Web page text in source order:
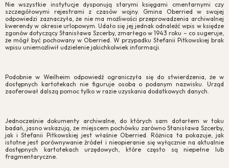
Nie wszystkie instytucje dysponują starymi księgami cmentarnymi czy
szczegółowymi rejestrami z czasów wojny. Gmina Oberried w swojej
odpowiedzi zaznaczyła, że nie ma możliwości przeprowadzenia archiwalnej
kwerendy w okresie urlopowym. Udało się jej jednak odnaleźć wpis w księdze
zgonów dotyczący Stanisława Szcerby, zmarłego w 1943 roku – co sugeruje,
że mógł być pochowany w Oberried. W przypadku Stefanii Pitkowskiej brak
wpisu uniemożliwił udzielenie jakichkolwiek informacji.
Podobnie w Weilheim odpowiedź ograniczyła się do stwierdzenia, że w
dostępnych kartotekach nie figuruje osoba o podanym nazwisku. Urząd
zaoferował dalszą pomoc tylko w razie uzyskania dodatkowych danych.
Jednocześnie dokumenty archiwalne, do których sam dotarłem w toku
badań, jasno wskazują, że miejscem pochówku zarówno Stanisława Szcerby,
jak i Stefanii Pitkowskiej jest właśnie Oberried. Różnica ta pokazuje, jak
istotne jest porównywanie źródeł i nieopieranie się wyłącznie na aktualnie
dostępnych kartotekach urzędowych, które często są niepełne lub
fragmentaryczne.